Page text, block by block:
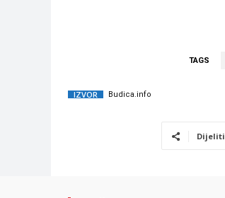
TAGS
IZVOR Budica.info
Dijeliti